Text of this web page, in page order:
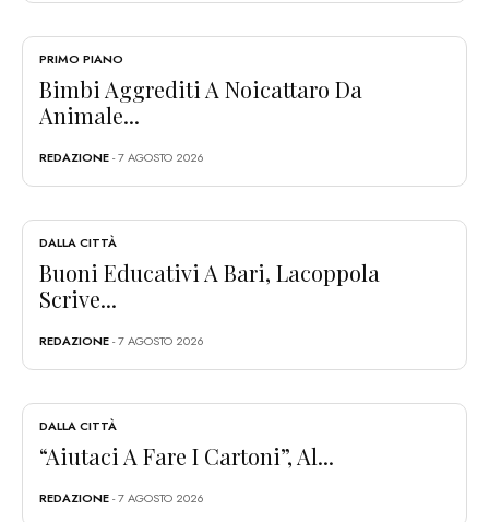
PRIMO PIANO
Bimbi Aggrediti A Noicattaro Da
Animale...
REDAZIONE- 7 AGOSTO 2026
DALLA CITTÀ
Buoni Educativi A Bari, Lacoppola
Scrive...
REDAZIONE- 7 AGOSTO 2026
DALLA CITTÀ
“Aiutaci A Fare I Cartoni”, Al...
REDAZIONE- 7 AGOSTO 2026